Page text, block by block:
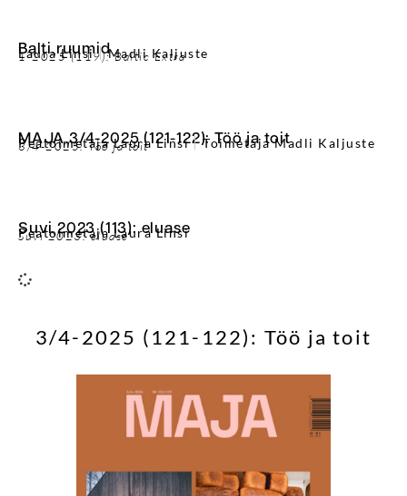
Balti ruumid
Laura Linsi Madli Kaljuste
1-2025 (119): Baltic Extra
MAJA 3/4-2025 (121-122): Töö ja toit
Peatoimetaja Laura Linsi Toimetaja Madli Kaljuste
3/4-2025: Töö ja toit
Suvi 2023 (113): eluase
Peatoimetaja Laura Linsi
Suvi 2023: eluase
3/4-2025 (121-122): Töö ja toit